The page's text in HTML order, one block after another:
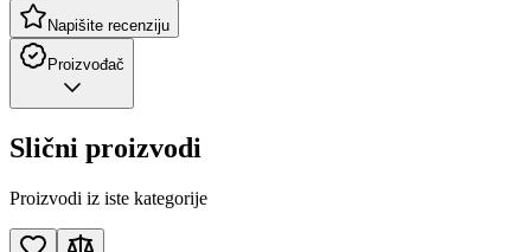
Napišite recenziju
Proizvođač
Slični proizvodi
Proizvodi iz iste kategorije